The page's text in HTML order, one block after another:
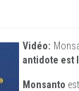
Vidéo:
antidote est
Monsanto